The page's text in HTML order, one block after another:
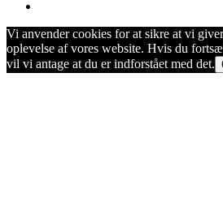
Vi anvender cookies for at sikre at vi
oplevelse af vores website. Hvis du
vil vi antage at du er indforstået med det.